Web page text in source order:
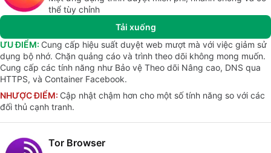
thể tùy chỉnh
Tải xuống
ƯU ĐIỂM: Cung cấp hiệu suất duyệt web mượt mà với việc giảm sử
dụng bộ nhớ. Chặn quảng cáo và trình theo dõi không mong muốn.
Cung cấp các tính năng như Bảo vệ Theo dõi Nâng cao, DNS qua
HTTPS, và Container Facebook.
NHƯỢC ĐIỂM: Cập nhật chậm hơn cho một số tính năng so với các
đối thủ cạnh tranh.
Tor Browser